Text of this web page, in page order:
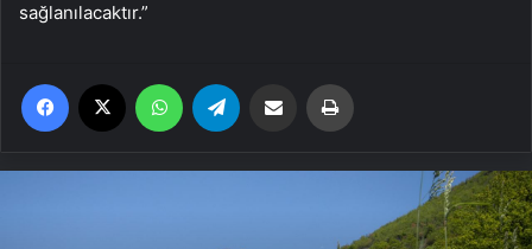
sağlanılacaktır.”
Facebook WhatsApp Email'den paylaş